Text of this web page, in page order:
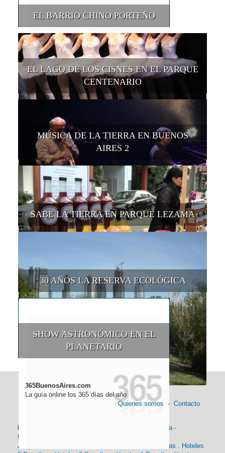
EL BARRIO CHINO PORTEÑO
EL LAGO DE LOS CISNES EN EL PARQUE
CENTENARIO
MÚSICA DE LA TIERRA EN BUENOS
AIRES 2
SABE LA TIERRA EN PARQUE LEZAMA
30 AÑOS LA RESERVA ECOLÓGICA
SHOW ASTRONÓMICO EN EL
PLANETARIO
365BuenosAires.com
La guía online los 365 días del año
Quienes somos - Contacto
Historia -
Alojamiento:
Hoteles 4 Estrellas
Hoteles